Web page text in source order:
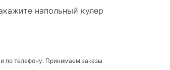
напольный кулер
по телефону. Принимаем заказы